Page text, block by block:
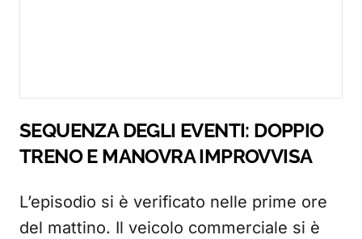
SEQUENZA DEGLI EVENTI: DOPPIO
TRENO E MANOVRA IMPROVVISA
L’episodio si è verificato nelle prime ore
del mattino. Il veicolo commerciale si è